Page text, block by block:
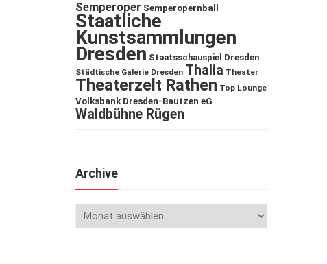
Semperoper Semperopernball
Staatliche
Kunstsammlungen
Dresden Staatsschauspiel Dresden
Städtische Galerie Dresden Thalia Theater
Theaterzelt Rathen Top Lounge
Volksbank Dresden-Bautzen eG
Waldbühne Rügen
Archive